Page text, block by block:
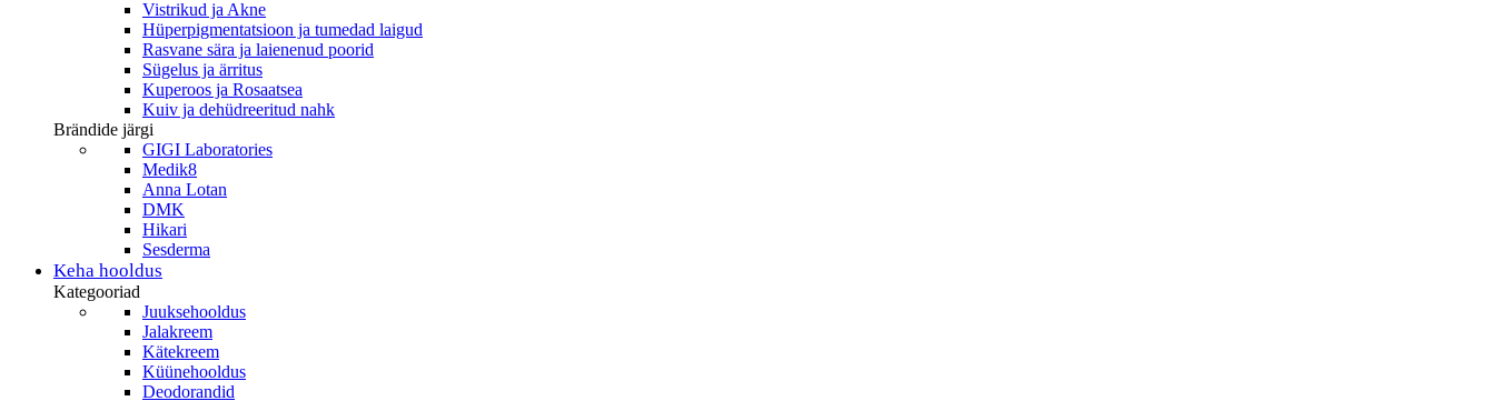
Vistrikud ja Akne
Hüperpigmentatsioon ja tumedad laigud
Rasvane sära ja laienenud poorid
Sügelus ja ärritus
Kuperoos ja Rosaatsea
Kuiv ja dehüdreeritud nahk
Brändide järgi
GIGI Laboratories
Medik8
Anna Lotan
DMK
Hikari
Sesderma
Keha hooldus
Kategooriad
Juuksehooldus
Jalakreem
Kätekreem
Küünehooldus
Deodorandid